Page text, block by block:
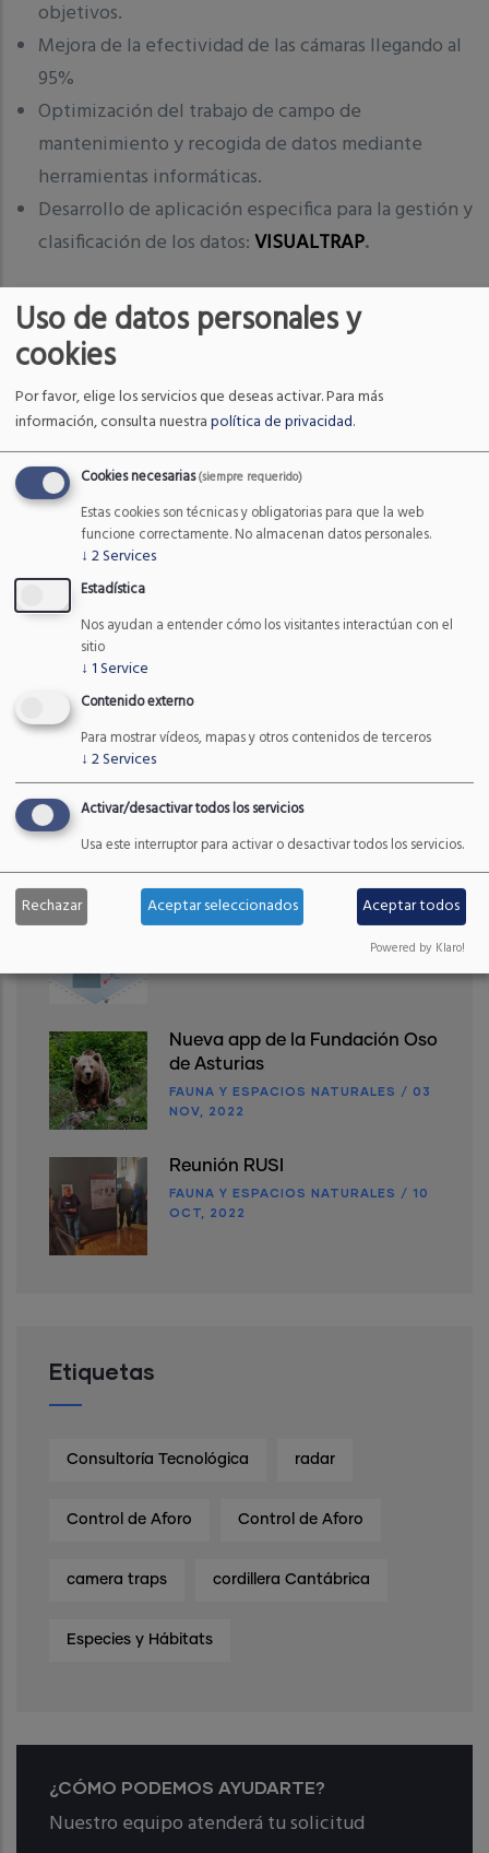
objetivos.
Mejora de la efectividad de las cámaras llegando al
95%
Optimización del trabajo de campo de
mantenimiento y recogida de datos mediante
herramientas informáticas.
Desarrollo de aplicación especifica para la gestión y
clasificación de los datos:VISUALTRAP.
Imatec Innovación
Quienes somos
Nuestro equipo
Servicios
Proyectos
Contacto
Últimas noticias
Contador de personas SensMax
Nueva app de la Fundación Oso
de Asturias
FAUNA Y ESPACIOS NATURALES / 03
NOV, 2022
Reunión RUSI
FAUNA Y ESPACIOS NATURALES / 10
OCT, 2022
Etiquetas
Consultoría Tecnológica radar
Control de Aforo Control de Aforo
camera traps cordillera Cantábrica
Especies y Hábitats
¿CÓMO PODEMOS AYUDARTE?
Nuestro equipo atenderá tu solicitud
Uso de datos personales y
cookies
Por favor, elige los servicios que deseas activar.Para más
información, consulta nuestrapolítica de privacidad.
Cookies necesarias(siempre requerido)
Estas cookies son técnicas y obligatorias para que la web
funcione correctamente. No almacenan datos personales.
↓ 2Services
Estadística
Nos ayudan a entender cómo los visitantes interactúan con el
sitio
↓ 1 Service
Contenido externo
Para mostrar vídeos, mapas y otros contenidos de terceros
↓ 2Services
Activar/desactivar todos los servicios
Usa este interruptor para activar o desactivar todos los servicios.
Rechazar Aceptar seleccionados Aceptar todos
Powered by Klaro!